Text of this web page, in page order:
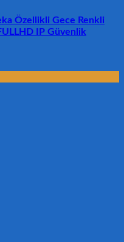
Özellikli Gece Renkli
IP Güvenlik